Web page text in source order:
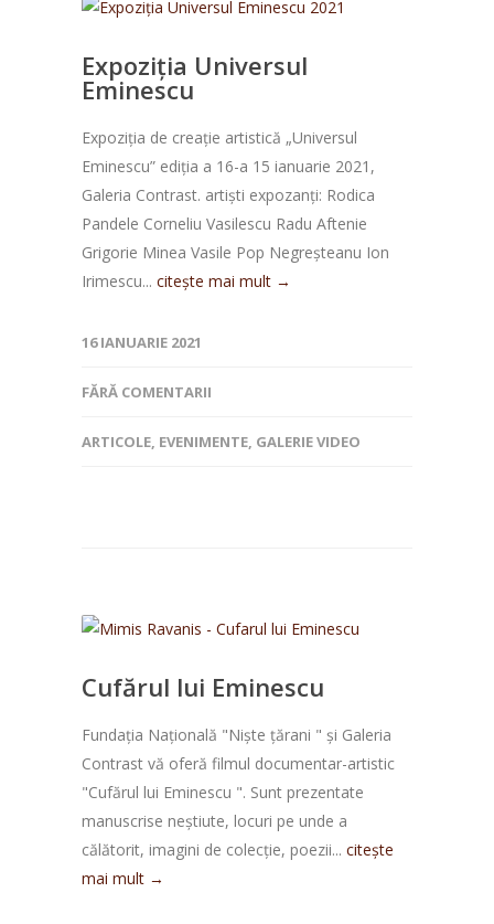
Expoziția Universul
Eminescu
Expoziția de creație artistică „Universul
Eminescu” ediția a 16-a 15 ianuarie 2021,
Galeria Contrast. artiști expozanți: Rodica
Pandele Corneliu Vasilescu Radu Aftenie
Grigorie Minea Vasile Pop Negreșteanu Ion
Irimescu... citește mai mult →
16 IANUARIE 2021
FĂRĂ COMENTARII
ARTICOLE, EVENIMENTE, GALERIE VIDEO
Cufărul lui Eminescu
Fundația Națională "Niște țărani " și Galeria
Contrast vă oferă filmul documentar-artistic
"Cufărul lui Eminescu ". Sunt prezentate
manuscrise neștiute, locuri pe unde a
călătorit, imagini de colecție, poezii... citește
mai mult →